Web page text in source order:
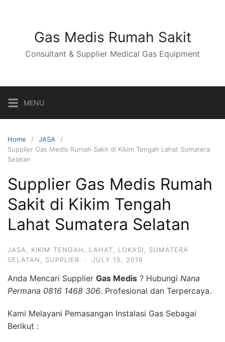
Gas Medis Rumah Sakit
Consultant & Supplier Medical Gas Equipment
MENU
Home
JASA
Supplier Gas Medis Rumah Sakit di Kikim Tengah Lahat Sumatera
Selatan
Supplier Gas Medis Rumah
Sakit di Kikim Tengah
Lahat Sumatera Selatan
JASA KIKIM TENGAH LAHAT LOKASI
SUMATERA
SELATAN
SUPPLIER · JULY 15, 2019
Anda Mencari Supplier Gas Medis ? Hubungi Nana
Permana 0816 1468 306. Profesional dan Terpercaya.
Kami Melayani Pemasangan Instalasi Gas Sebagai
Berikut :